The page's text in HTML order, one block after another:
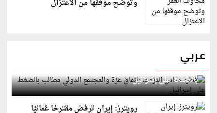
وتوضح موقفها من الاعتزال
عربي
قطر: حماس التزمت باتفاق غزة والمجتمع الدولي مطالب
بالضغط على إسرائيل
رويترز: إيران ترفض مقترحًا عُمانيًا